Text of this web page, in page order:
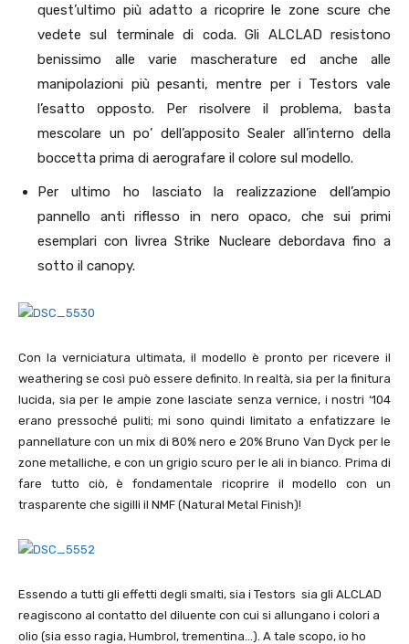
quest’ultimo più adatto a ricoprire le zone scure che
vedete sul terminale di coda. Gli ALCLAD resistono
benissimo alle varie mascherature ed anche alle
manipolazioni più pesanti, mentre per i Testors vale
l’esatto opposto. Per risolvere il problema, basta
mescolare un po’ dell’apposito Sealer all’interno della
boccetta prima di aerografare il colore sul modello.
Per ultimo ho lasciato la realizzazione dell’ampio
pannello anti riflesso in nero opaco, che sui primi
esemplari con livrea Strike Nucleare debordava fino a
sotto il canopy.
Con la verniciatura ultimata, il modello è pronto per ricevere il
weathering se così può essere definito. In realtà, sia per la finitura
lucida, sia per le ampie zone lasciate senza vernice, i nostri ‘104
erano pressoché puliti; mi sono quindi limitato a enfatizzare le
pannellature con un mix di 80% nero e 20% Bruno Van Dyck per le
zone metalliche, e con un grigio scuro per le ali in bianco. Prima di
fare tutto ciò, è fondamentale ricoprire il modello con un
trasparente che sigilli il NMF (Natural Metal Finish)!
Essendo a tutti gli effetti degli smalti, sia i Testors sia gli ALCLAD
reagiscono al contatto del diluente con cui si allungano i colori a
olio (sia esso ragia, Humbrol, trementina…). A tale scopo, io ho